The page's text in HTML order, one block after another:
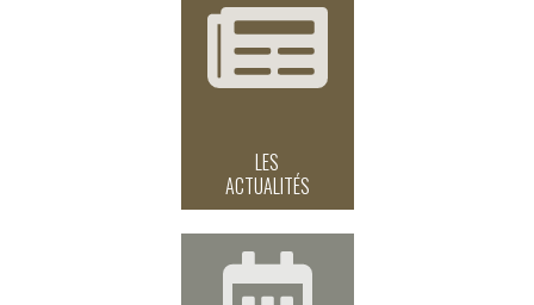
LES
ACTUALITÉS